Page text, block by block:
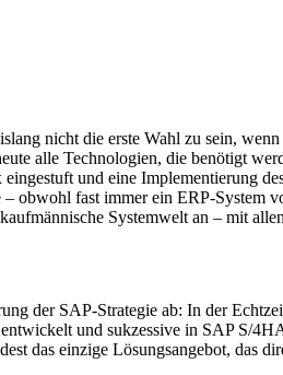
nicht die erste Wahl zu sein,
alle Technologien, die benötigt
und eine Implementierung
fast immer ein ERP-System
Systemwelt an – mit
der SAP-Strategie ab: In der
und sukzessive in SAP S/
das einzige Lösungsangebot, das